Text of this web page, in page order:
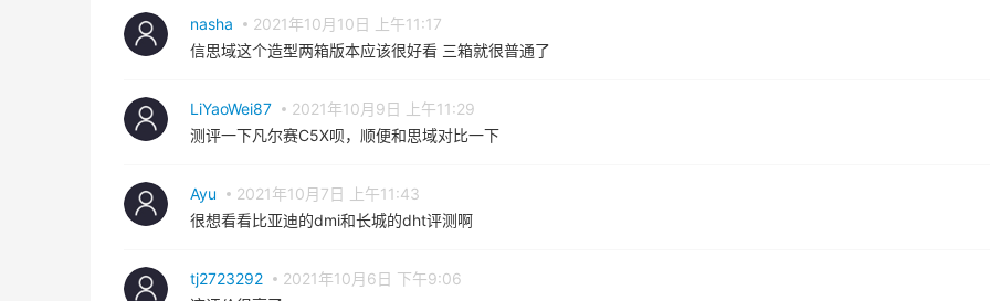
nasha
2021年10月10日 上午11:17
信思域这个造型两箱版本应该很好看 三箱就很普通了
LiYaoWei87
2021年10月9日 上午11:29
测评一下凡尔赛C5X呗，顺便和思域对比一下
Ayu
2021年10月7日 上午11:43
很想看看比亚迪的dmi和长城的dht评测啊
tj2723292
2021年10月6日 下午9:06